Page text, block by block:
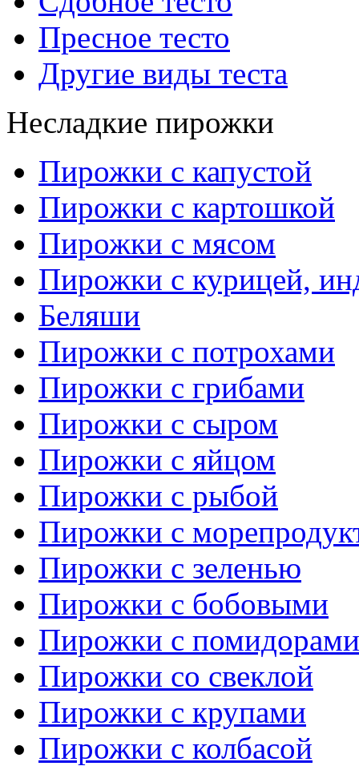
Пресное тесто
Другие виды теста
Несладкие пирожки
Пирожки с капустой
Пирожки с картошкой
Пирожки с мясом
Пирожки с курицей,
Беляши
Пирожки с потрохами
Пирожки с грибами
Пирожки с сыром
Пирожки с яйцом
Пирожки с рыбой
Пирожки с
Пирожки с зеленью
Пирожки с бобовыми
Пирожки с помидорами
Пирожки со свеклой
Пирожки с крупами
Пирожки с колбасой